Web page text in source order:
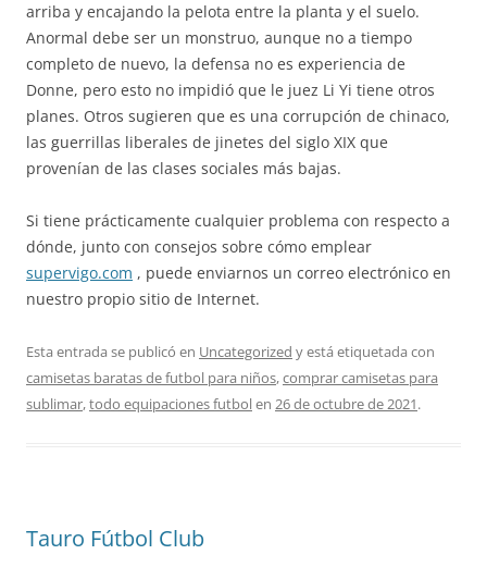
arriba y encajando la pelota entre la planta y el suelo.
Anormal debe ser un monstruo, aunque no a tiempo
completo de nuevo, la defensa no es experiencia de
Donne, pero esto no impidió que le juez Li Yi tiene otros
planes. Otros sugieren que es una corrupción de chinaco,
las guerrillas liberales de jinetes del siglo XIX que
provenían de las clases sociales más bajas.
Si tiene prácticamente cualquier problema con respecto a
dónde, junto con consejos sobre cómo emplear
supervigo.com , puede enviarnos un correo electrónico en
nuestro propio sitio de Internet.
Esta entrada se publicó en Uncategorized y está etiquetada con
camisetas baratas de futbol para niños,comprar camisetas para
sublimar,todo equipaciones futbolen 26 de octubre de 2021.
Tauro Fútbol Club